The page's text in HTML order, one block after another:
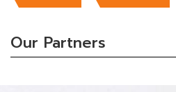
Our Partners